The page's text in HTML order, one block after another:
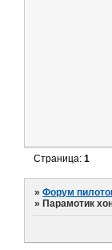
Страница:1
»Форум
»Парамотик